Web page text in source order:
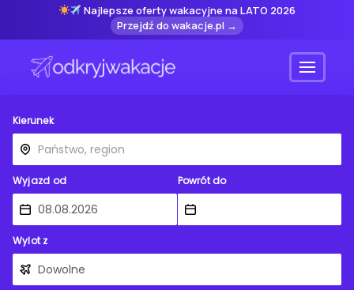
Najlepsze oferty wakacyjne na LATO 2026
Przejdź do wakacje.pl →
Menu
Kierunek
Wyjazd od Powrót do
Wylot z